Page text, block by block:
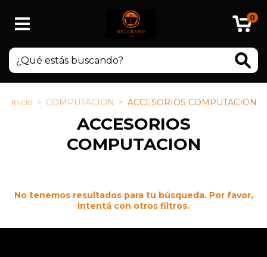
0
Inicio > COMPUTACION > ACCESORIOS COMPUTACION
ACCESORIOS
COMPUTACION
No tenemos resultados para tu búsqueda. Por favor,
intentá con otros filtros.